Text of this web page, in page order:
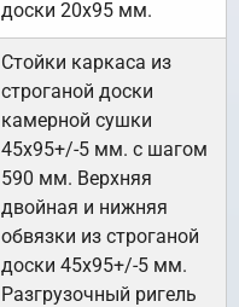
доски 20х95 мм.
Стойки каркаса из
строганой доски
камерной сушки
45х95+/-5 мм. с шагом
590 мм. Верхняя
двойная и нижняя
обвязки из строганой
доски 45х95+/-5 мм.
Разгрузочный ригель